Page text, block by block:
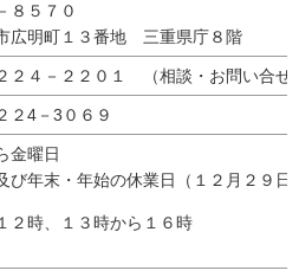
８５７０
広明町１３番地 三重県庁８階
２４－２２０１ （相談・お問い合せ
２4－3０６９
金曜日
び年末・年始の休業日（１２月２９
２時、１３時から１６時